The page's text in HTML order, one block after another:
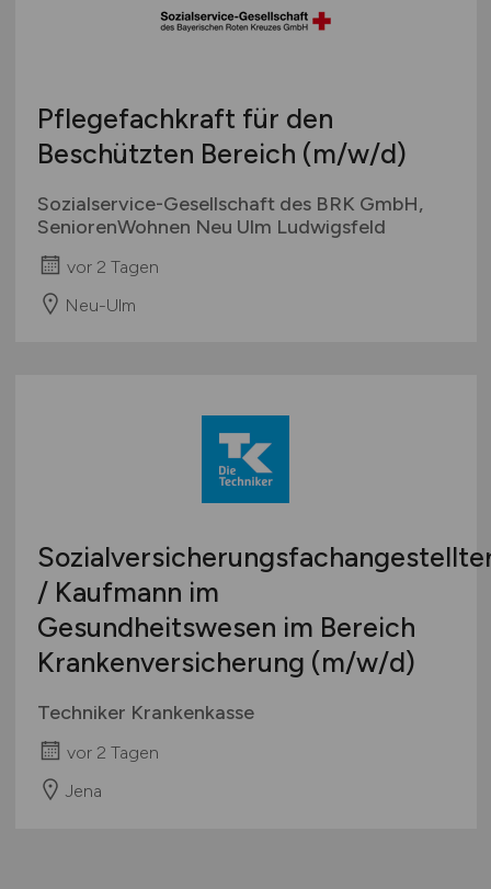
Pflegefachkraft für den
Beschützten Bereich (m/w/d)
Sozialservice-Gesellschaft des BRK GmbH,
SeniorenWohnen Neu Ulm Ludwigsfeld
vor 2 Tagen
Neu-Ulm
/ Kaufmann im
Gesundheitswesen im Bereich
Krankenversicherung (m/w/d)
Techniker Krankenkasse
vor 2 Tagen
Jena